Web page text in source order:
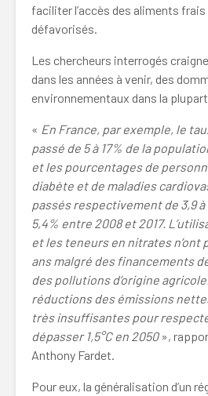
faciliter l’accès des aliments frais
défavorisés.
Les chercheurs interrogés
dans les années à venir, des
environnementaux dans la plupart
« En France, par exemple, le
passé de 5 à 17% de la
et les pourcentages de
diabète et de maladies
passés respectivement de 3,9 à
5,4% entre 2008 et 2017.
et les teneurs en nitrates n’ont
ans malgré des financements
des pollutions d’origine
réductions des émissions
très insuffisantes pour
dépasser 1,5°C en 2050 »,
Anthony Fardet.
Pour eux, la généralisation d’un